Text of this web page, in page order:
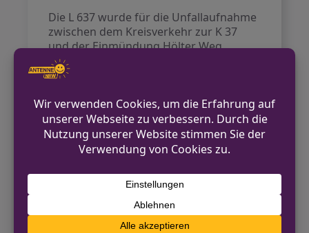
Die L 637 wurde für die Unfallaufnahme
zwischen dem Kreisverkehr zur K 37
und der Einmündung Hölter Weg
gesperrt. Ein spezialisiertes
Unfallaufnahmeteam der Polizei
genauen Umstände des Unfalls zu
klären.
VORHERIGER BEITRAG
Unbekannte durchtrennen Bahnkabel bei
Leverkusen – Staatsschutz ermittelt
NÄCHSTER BEITRAG
Großbrand in Scheune in Tönisvorst: